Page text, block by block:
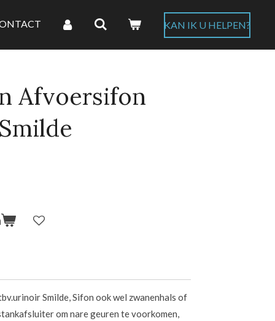
KAN IK U HELPEN?
Afvoersifon
Smilde, Sifon ook wel zwanenhals of
om nare geuren te voorkomen,